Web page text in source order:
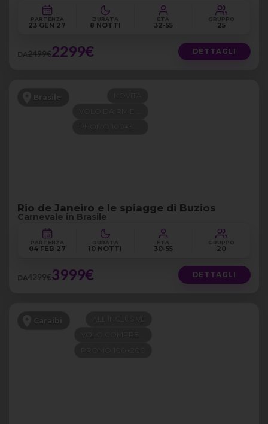
PARTENZA
23 GEN 27
DURATA
8 NOTTI
ETÀ
32-55
GRUPPO
25
DA2499€2299€ DETTAGLI
Brasile
Rio de Janeiro e le spiagge di Buzios
Carnevale in Brasile
PARTENZA
04 FEB 27
DURATA
10 NOTTI
ETÀ
30-55
GRUPPO
20
DA4299€3999€ DETTAGLI
Caraibi